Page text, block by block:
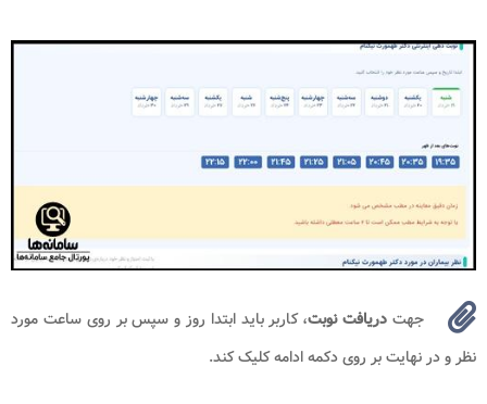
جهت دریافت نوبت، کاربر باید ابتدا روز و سپس بر روی ساعت مورد
نظر و در نهایت بر روی دکمه ادامه کلیک کند.